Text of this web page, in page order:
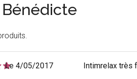
Bénédicte
Le 4/05/2017 Intimrelax très